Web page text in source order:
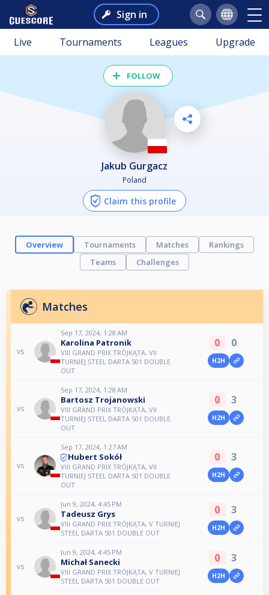
Sign in
Live Tournaments Leagues Upgrade
FOLLOW
Jakub Gurgacz
Poland
Claim this profile
Overview Tournaments Matches
Rankings
Teams
Challenges
Matches
vs
Sep 17, 2024, 1:28 AM
Karolina Patronik
VIII GRAND PRIX TRÓJKĄTA, VII
TURNIEJ STEEL DARTA 501 DOUBLE
OUT
0 0
H2H
vs
Sep 17, 2024, 1:28 AM
Bartosz Trojanowski
VIII GRAND PRIX TRÓJKĄTA, VII
TURNIEJ STEEL DARTA 501 DOUBLE
OUT
0 3
H2H
vs
Sep 17, 2024, 1:27 AM
Hubert Sokół
VIII GRAND PRIX TRÓJKĄTA, VII
TURNIEJ STEEL DARTA 501 DOUBLE
OUT
0 3
H2H
vs
Jun 9, 2024, 4:45 PM
Tadeusz Grys
VIII GRAND PRIX TRÓJKĄTA, V TURNIEJ
STEEL DARTA 501 DOUBLE OUT
0 3
H2H
vs
Jun 9, 2024, 4:45 PM
Michał Sanecki
VIII GRAND PRIX TRÓJKĄTA, V TURNIEJ
STEEL DARTA 501 DOUBLE OUT
0 3
H2H